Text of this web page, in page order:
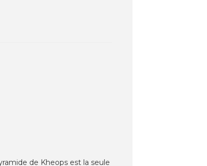
de Kheops est la seule